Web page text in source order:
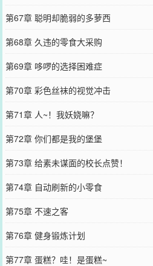
第67章 聪明却脆弱的多萝西
第68章 久违的零食大采购
第69章 哆啰的选择困难症
第70章 彩色丝袜的视觉冲击
第71章 人~！我妖娆嘛？
第72章 你们都是我的堡堡
第73章 给素未谋面的校长点赞！
第74章 自动刷新的小零食
第75章 不速之客
第76章 健身锻炼计划
第77章 蛋糕？哇！是蛋糕~